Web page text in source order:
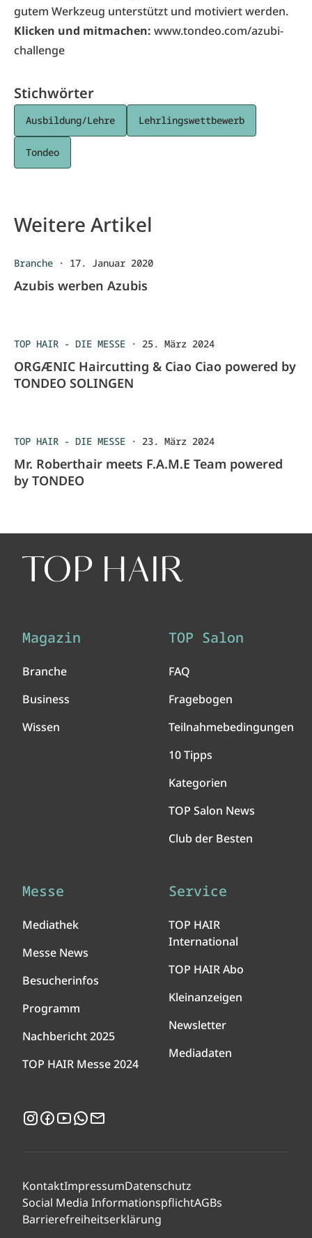
gutem Werkzeug unterstützt und motiviert werden.
Klicken und mitmachen: www.tondeo.com/azubi-
challenge
Stichwörter
Ausbildung/Lehre Lehrlingswettbewerb
Tondeo
Weitere Artikel
Branche · 17. Januar 2020
Azubis werben Azubis
TOP HAIR - DIE MESSE · 25. März 2024
ORGÆNIC Haircutting & Ciao Ciao powered by
TONDEO SOLINGEN
TOP HAIR - DIE MESSE · 23. März 2024
Mr. Roberthair meets F.A.M.E Team powered
by TONDEO
Magazin
Branche
Business
Wissen
TOP Salon
FAQ
Fragebogen
Teilnahmebedingungen
10 Tipps
Kategorien
TOP Salon News
Club der Besten
Messe
Mediathek
Messe News
Besucherinfos
Programm
Nachbericht 2025
TOP HAIR Messe 2024
Service
TOP HAIR
International
TOP HAIR Abo
Kleinanzeigen
Newsletter
Mediadaten
Instagram
Facebook
YouTubeWhatsApp
KontaktImpressumDatenschutz
Social Media InformationspflichtAGBs
Barrierefreiheitserklärung